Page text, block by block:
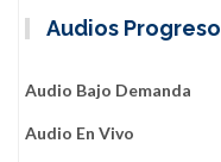
Audios Progreso
Audio Bajo Demanda
Audio En Vivo